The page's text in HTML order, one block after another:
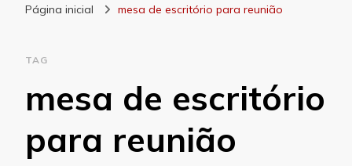
Página inicial mesa de escritório para reunião
TAG
mesa de escritório
para reunião